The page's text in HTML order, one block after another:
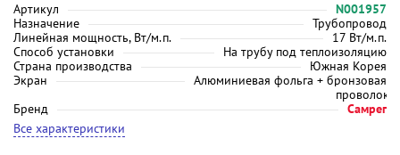
Артикул
N001957
Назначение
Трубопровод
Линейная мощность, Вт/м.п.
17 Вт/м.п.
Способ установки
На трубу под теплоизоляцию
Страна производства
Южная Корея
Экран
Алюминиевая фольга + бронзовая
проволока
Бренд
Самрег
Все характеристики